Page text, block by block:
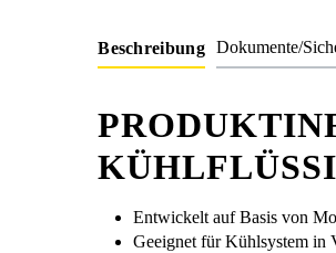
Beschreibung Dokumente/
Entwickelt auf Basis von
Geeignet für Kühlsystem in